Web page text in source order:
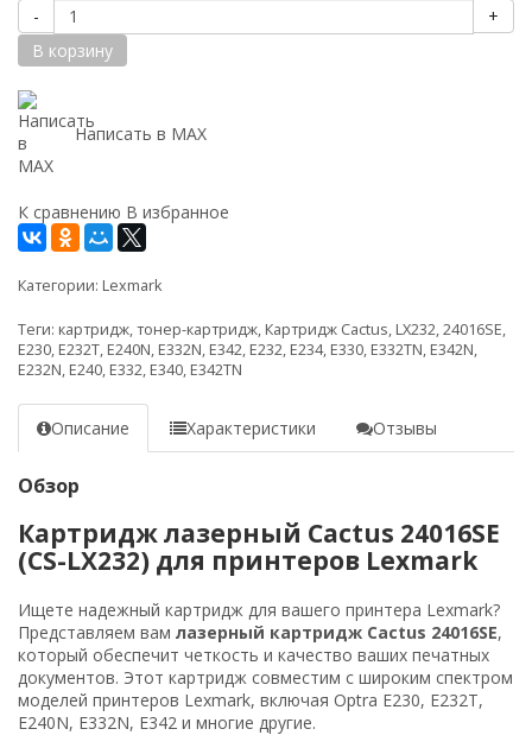
-
+
В корзину
Написать в MAX
К сравнению В избранное
Категории: Lexmark
Теги: картридж,тонер-картридж, Картридж Cactus, LX232,24016SE,
E230, E232T, E240N, E332N, E342, E232, E234, E330, E332TN, E342N,
E232N, E240, E332, E340, E342TN
Описание Характеристики Отзывы
Обзор
Картридж лазерный Cactus 24016SE
(CS-LX232) для принтеров Lexmark
Ищете надежный картридж для вашего принтера Lexmark?
Представляем вам лазерный картридж Cactus 24016SE,
который обеспечит четкость и качество ваших печатных
документов. Этот картридж совместим с широким спектром
моделей принтеров Lexmark, включая Optra E230, E232T,
E240N, E332N, E342 и многие другие.